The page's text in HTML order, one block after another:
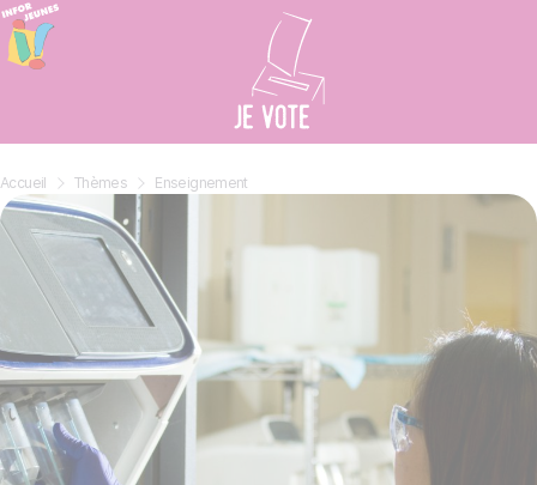
Accueil Thèmes Enseignement
Panneau de gestion des cookies